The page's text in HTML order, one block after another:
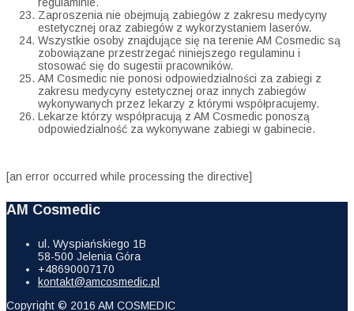
Zaproszenia nie obejmują zabiegów z zakresu medycyny
estetycznej oraz zabiegów z wykorzystaniem laserów.
Wszystkie osoby znajdujące się na terenie AM Cosmedic są
zobowiązane przestrzegać niniejszego regulaminu i
stosować się do sugestii pracowników.
AM Cosmedic nie ponosi odpowiedzialności za zabiegi z
zakresu medycyny estetycznej oraz innych zabiegów
wykonywanych przez lekarzy z którymi współpracujemy.
Lekarze którzy współpracują z AM Cosmedic ponoszą
odpowiedzialność za wykonywane zabiegi w gabinecie.
[an error occurred while processing the directive]
AM Cosmedic
ul. Wyspiańskiego 1B
58-500 Jelenia Góra
+48690007170
kontakt@amcosmedic.pl
Copyright © 2016 AM COSMEDIC